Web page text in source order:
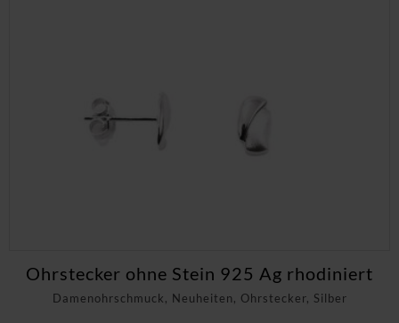
Damenohrschmuck, Neuheiten, Ohrstecker, Silber
Ohrstecker ohne Stein 925 Ag rhodiniert